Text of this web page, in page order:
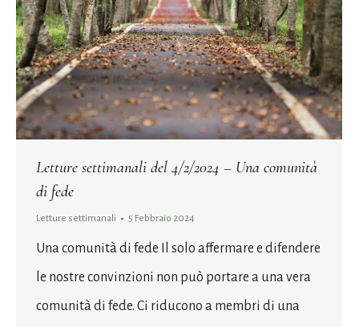
Letture settimanali del 4/2/2024 – Una comunità
di fede
Letture settimanali 5 Febbraio 2024
Una comunità di fede Il solo affermare e difendere
le nostre convinzioni non può portare a una vera
comunità di fede. Ci riducono a membri di una